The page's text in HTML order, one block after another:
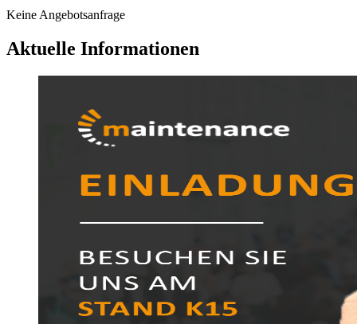
Keine Angebotsanfrage
Aktuelle Informationen